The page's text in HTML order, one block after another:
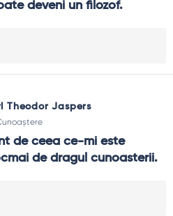
deveni un filozof.
Theodor Jaspers
de ceea ce-mi este
de dragul cunoasterii.